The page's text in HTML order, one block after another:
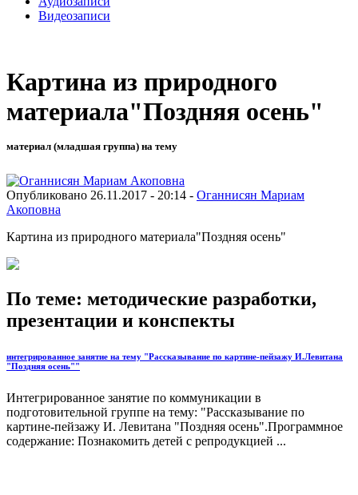
Видеозаписи
Картина из природного
материала"Поздняя осень"
материал (младшая группа) на тему
Опубликовано 26.11.2017 - 20:14 - Оганнисян Мариам
Акоповна
Картина из природного материала"Поздняя осень"
По теме: методические разработки,
презентации и конспекты
интегрированное занятие на тему "Рассказывание по картине-пейзажу И.Левитана
"Поздняя осень""
Интегрированное занятие по коммуникации в
подготовительной группе на тему: "Рассказывание по
картине-пейзажу И. Левитана "Поздняя осень".Программное
содержание: Познакомить детей с репродукцией ...